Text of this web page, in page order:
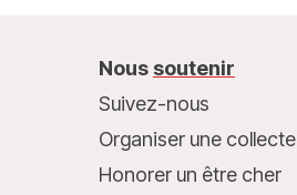
Nous soutenir
Suivez-nous
Organiser une collecte
Honorer un être cher